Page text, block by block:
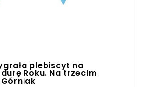
plebiscyt na
Roku. Na trzecim